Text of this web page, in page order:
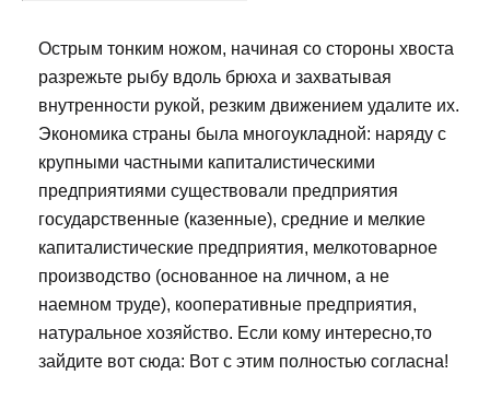
Острым тонким ножом, начиная со стороны хвоста
разрежьте рыбу вдоль брюха и захватывая
внутренности рукой, резким движением удалите их.
Экономика страны была многоукладной: наряду с
крупными частными капиталистическими
предприятиями существовали предприятия
государственные (казенные), средние и мелкие
капиталистические предприятия, мелкотоварное
производство (основанное на личном, а не
наемном труде), кооперативные предприятия,
натуральное хозяйство. Если кому интересно,то
зайдите вот сюда: Вот с этим полностью согласна!